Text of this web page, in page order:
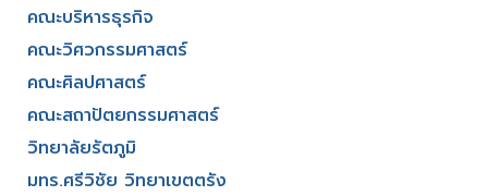
คณะบริหารธุรกิจ​
คณะวิศวกรรมศาสตร์​
คณะศิลปศาสตร์​
คณะสถาปัตยกรรมศาสตร์
วิทยาลัยรัตภูมิ​
มทร.ศรีวิชัย วิทยาเขตตรัง